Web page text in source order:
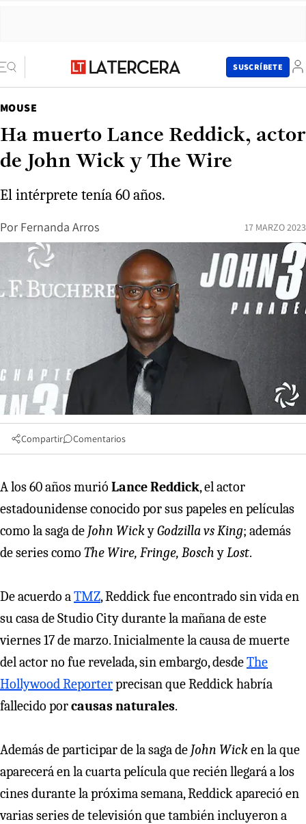
SUSCRÍBETE
MOUSE
Ha muerto Lance Reddick, actor
de John Wick y The Wire
El intérprete tenía 60 años.
Por Fernanda Arros 17 MARZO 2023
Compartir Comentarios
A los 60 años murió Lance Reddick, el actor
estadounidense conocido por sus papeles en películas
como la saga de John WickyGodzilla vs King; además
de series como The Wire, Fringe, BoschyLost.
De acuerdo aTMZ, Reddick fue encontrado sin vida en
su casa de Studio City durante la mañana de este
viernes 17 de marzo. Inicialmente la causa de muerte
del actor no fue revelada, sin embargo, desdeThe
Hollywood Reporterprecisan que Reddick habría
fallecido porcausas naturales.
Además de participar de la saga de John Wicken la que
aparecerá en la cuarta película que recién llegará a los
cines durante la próxima semana, Reddick apareció en
varias series de televisión que también incluyeron a